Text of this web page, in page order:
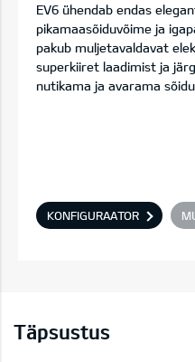
EV6 ühendab endas
pikamaasõiduvõime ja
pakub muljetavaldavat
superkiiret laadimist ja
nutikama ja avarama sõidu
KONFIGURAATOR
Täpsustus